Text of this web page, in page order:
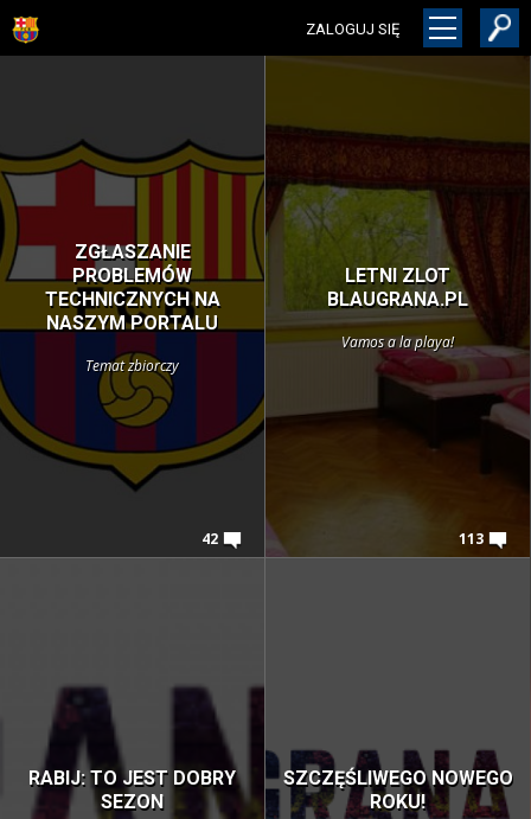
ZALOGUJ SIĘ
ZGŁASZANIE
PROBLEMÓW
TECHNICZNYCH NA
NASZYM PORTALU
Temat zbiorczy
42
LETNI ZLOT
BLAUGRANA.PL
Vamos a la playa!
113
RABIJ: TO JEST DOBRY
SEZON
SZCZĘŚLIWEGO NOWEGO
ROKU!